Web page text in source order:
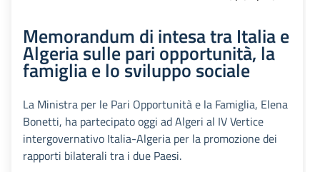
Memorandum di intesa tra Italia e
Algeria sulle pari opportunità, la
famiglia e lo sviluppo sociale
La Ministra per le Pari Opportunità e la Famiglia, Elena
Bonetti, ha partecipato oggi ad Algeri al IV Vertice
intergovernativo Italia-Algeria per la promozione dei
rapporti bilaterali tra i due Paesi.